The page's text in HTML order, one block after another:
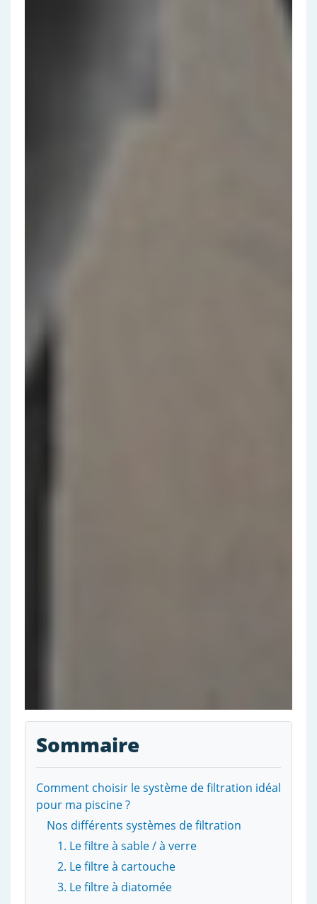
Sommaire
Comment choisir le système de filtration idéal
pour ma piscine ?
Nos différents systèmes de filtration
1. Le filtre à sable / à verre
2. Le filtre à cartouche
3. Le filtre à diatomée